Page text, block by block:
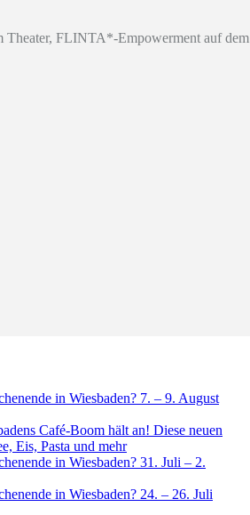
Theater, FLINTA*-Empowerment auf
in Wiesbaden? 7. – 9. August
Café-Boom hält an! Diese neuen
Eis, Pasta und mehr
in Wiesbaden? 31. Juli – 2.
in Wiesbaden? 24. – 26. Juli